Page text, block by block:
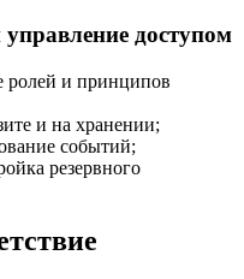
доступом
ролей и принципов
и на хранении;
событий;
резервного